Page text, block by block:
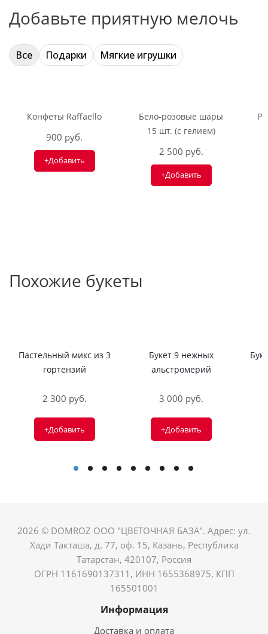
Добавьте приятную мелочь
Все Подарки Мягкие игрушки
Конфеты Raffaello
900 руб.
+Добавить
Бело-розовые шары
15 шт. (с гелием)
2 500 руб.
+Добавить
Похожие букеты
Пастельный микс из 3
гортензий
2 300 руб.
+Добавить
Букет 9 нежных
альстромерий
3 000 руб.
+Добавить
2026 © DOMROZ ООО "ЦВЕТОЧНАЯ БАЗА". Адрес: ул.
Хади Такташа, д. 77, оф. 15, Казань, Республика
Татарстан, 420107, Россия
ОГРН 1161690137311, ИНН 1655368975, КПП
165501001
Информация
Доставка и оплата